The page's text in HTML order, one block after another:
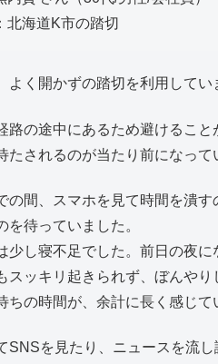
北海道K市の踏切
よく開かずの踏切を利用してい
路の途中にあるため避けるこ
たされるのが当たり前になって
の間、スマホを見て時間を潰
を待っていました。
少し寝不足でした。前日の夜
スッキリ起きられず、ぼんや
ちの時間が、余計に長く感じて
SNSを見たり、ニュースを流